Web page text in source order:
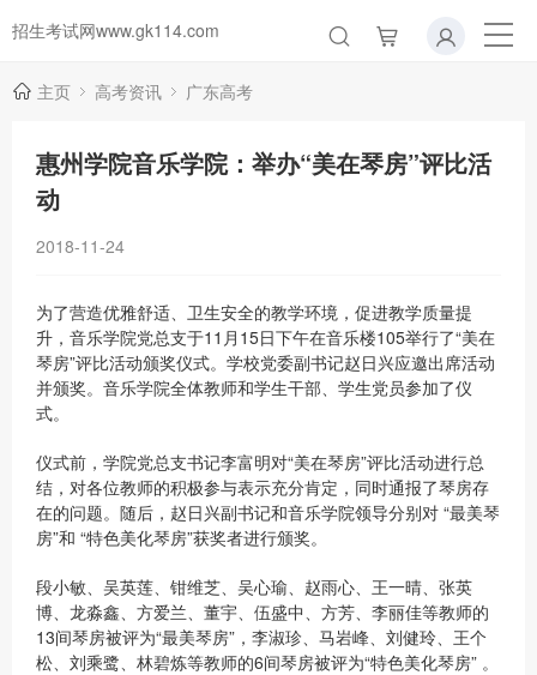
招生考试网www.gk114.com
主页 高考资讯 广东高考
惠州学院音乐学院：举办“美在琴房”评比活
动
2018-11-24
为了营造优雅舒适、卫生安全的教学环境，促进教学质量提
升，音乐学院党总支于11月15日下午在音乐楼105举行了“美在
琴房”评比活动颁奖仪式。学校党委副书记赵日兴应邀出席活动
并颁奖。音乐学院全体教师和学生干部、学生党员参加了仪
式。
仪式前，学院党总支书记李富明对“美在琴房”评比活动进行总
结，对各位教师的积极参与表示充分肯定，同时通报了琴房存
在的问题。随后，赵日兴副书记和音乐学院领导分别对 “最美琴
房”和 “特色美化琴房”获奖者进行颁奖。
段小敏、吴英莲、钳维芝、吴心瑜、赵雨心、王一晴、张英
博、龙淼鑫、方爱兰、董宇、伍盛中、方芳、李丽佳等教师的
13间琴房被评为“最美琴房”，李淑珍、马岩峰、刘健玲、王个
松、刘乘鹭、林碧炼等教师的6间琴房被评为“特色美化琴房” 。